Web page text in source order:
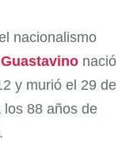
nacionalismo
nació
y murió el 29 de
los 88 años de